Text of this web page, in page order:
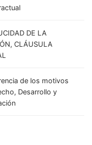
DE LA
CLÁUSULA
de los motivos
Desarrollo y